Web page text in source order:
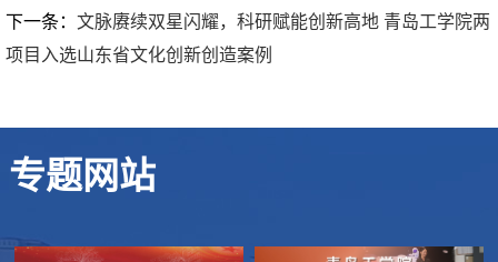
下一条： 文脉赓续双星闪耀，科研赋能创新高地 青岛工学院两
项目入选山东省文化创新创造案例
专题网站